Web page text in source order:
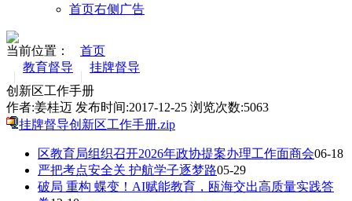
首页右侧广告
当前位置：
首页
教育督导
挂牌督导
创新区工作手册
作者:姜桂迈 发布时间:2017-12-25 浏览次数:5063
挂牌督导创新区工作手册.zip
区教育局组织召开2026年政协提案办理工作面商会06-18
严把考点安全关 护航学子逐梦路05-29
破局 重构 蝶变！AI赋能教育，瓯海交出高质量实践答